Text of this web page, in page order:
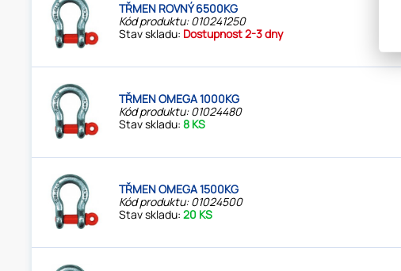
TŘMEN ROVNÝ 6500KG
Kód produktu: 010241250
Stav skladu: Dostupnost 2-3 dny
TŘMEN OMEGA 1000KG
Kód produktu: 01024480
Stav skladu:8 KS
TŘMEN OMEGA 1500KG
Kód produktu: 01024500
Stav skladu:20 KS